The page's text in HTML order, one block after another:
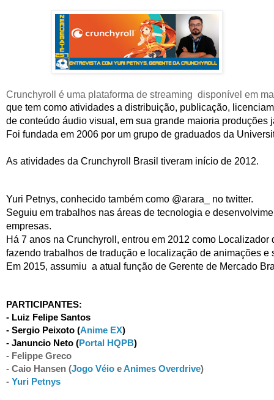
Crunchyroll é uma plataforma de streaming  disponível em
que tem como atividades a distribuição, publicação,
de conteúdo áudio visual, em sua grande maioria produções
Foi fundada em 2006 por um grupo de graduados da
As atividades da Crunchyroll Brasil tiveram início de 2012.
Yuri Petnys, conhecido também como @arara_ no twitter.
Seguiu em trabalhos nas áreas de tecnologia e
empresas.
Há 7 anos na Crunchyroll, entrou em 2012 como
fazendo trabalhos de tradução e localização de animações
Em 2015, assumiu  a atual função de Gerente de Mercado
PARTICIPANTES:
- Luiz Felipe Santos
- Sergio Peixoto (Anime EX)
- Januncio Neto (Portal HQPB)
- Caio Hansen (Jogo Véio e Animes Overdrive
- Yuri Petnys